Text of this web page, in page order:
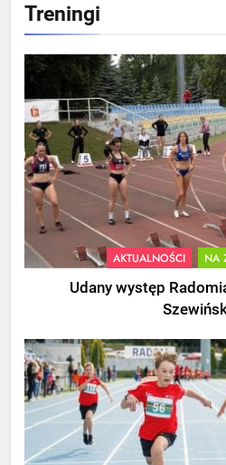
Treningi
AKTUALNOŚCI NA
Udany występ Radomian na